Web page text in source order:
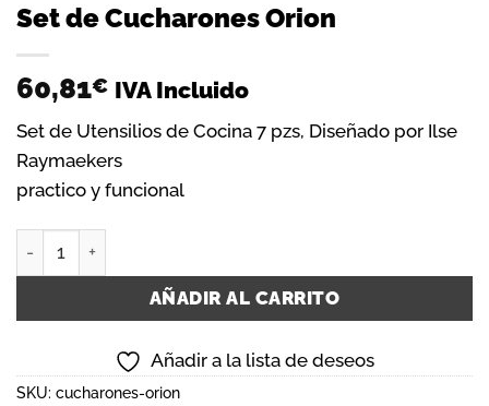
Set de Cucharones Orion
60,81€ IVA Incluido
Set de Utensilios de Cocina 7 pzs, Diseñado por Ilse
Raymaekers
practico y funcional
AÑADIR AL CARRITO
Añadir a la lista de deseos
SKU: cucharones-orion